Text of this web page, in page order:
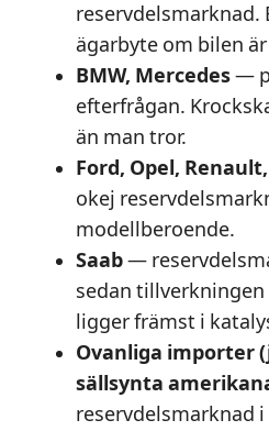
reservdelsmarknad.
ägarbyte om bilen
BMW, Mercedes—
efterfrågan.
än man tror.
Ford, Opel,
okej
modellberoende.
Saab—
sedan tillverkningen
ligger främst i
Ovanliga importer
sällsynta
reservdelsmarknad i